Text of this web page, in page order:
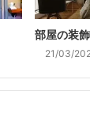
部屋の装飾
21/03/